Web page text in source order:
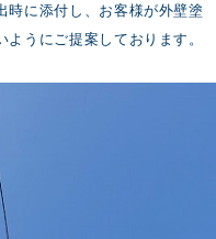
時に添付し、お客様が外壁塗
うにご提案しております。